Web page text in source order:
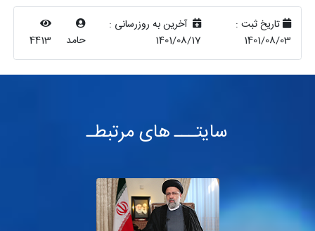
تاریخ ثبت :
1401/08/03
آخرین به روزرسانی :
1401/08/17
حامد 4413
سایتـــ های مرتبطـ